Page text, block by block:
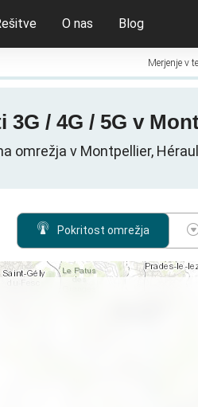
O nas Blog
Merjenje v
/ 4G / 5G v
omrežja v Montpellier,
Pokritost omrežja